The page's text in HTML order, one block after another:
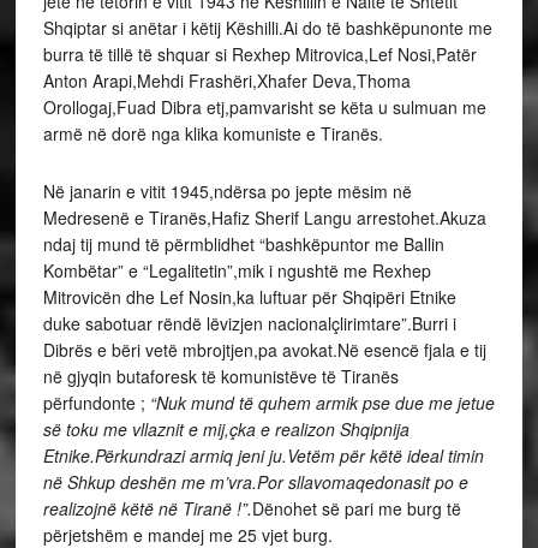
Shqiptar si anëtar i këtij Këshilli.Ai do të bashkëpunonte me
burra të tillë të shquar si Rexhep Mitrovica,Lef Nosi,Patër
Anton Arapi,Mehdi Frashëri,Xhafer Deva,Thoma
Orollogaj,Fuad Dibra etj,pamvarisht se këta u sulmuan me
armë në dorë nga klika komuniste e Tiranës.
Në janarin e vitit 1945,ndërsa po jepte mësim në
Medresenë e Tiranës,Hafiz Sherif Langu arrestohet.Akuza
ndaj tij mund të përmblidhet “bashkëpuntor me Ballin
Kombëtar” e “Legalitetin”,mik i ngushtë me Rexhep
Mitrovicën dhe Lef Nosin,ka luftuar për Shqipëri Etnike
duke sabotuar rëndë lëvizjen nacionalçlirimtare”.Burri i
Dibrës e bëri vetë mbrojtjen,pa avokat.Në esencë fjala e tij
në gjyqin butaforesk të komunistëve të Tiranës
përfundonte ; “Nuk mund të quhem armik pse due me jetue
së toku me vllaznit e mij,çka e realizon Shqipnija
Etnike.Përkundrazi armiq jeni ju.Vetëm për këtë ideal timin
në Shkup deshën me m’vra.Por sllavomaqedonasit po e
realizojnë këtë në Tiranë !”.Dënohet së pari me burg të
përjetshëm e mandej me 25 vjet burg.